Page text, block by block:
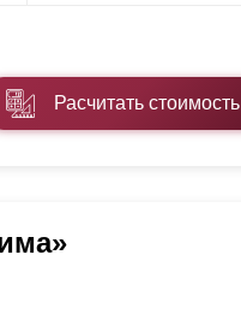
Расчитать стоимость